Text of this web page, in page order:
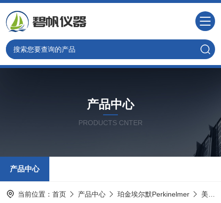
产品中心
PRODUCTS CNTER
产品中心
当前位置： 首页 产品中心 珀金埃尔默Perkinelmer 美国PE色谱耗材